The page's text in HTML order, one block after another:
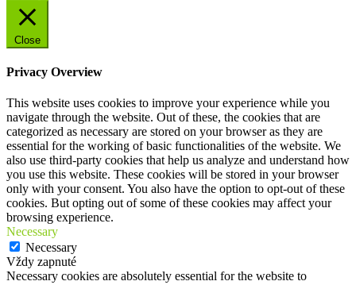
Close
Privacy Overview
This website uses cookies to improve your experience while you
navigate through the website. Out of these, the cookies that are
categorized as necessary are stored on your browser as they are
essential for the working of basic functionalities of the website. We
also use third-party cookies that help us analyze and understand how
you use this website. These cookies will be stored in your browser
only with your consent. You also have the option to opt-out of these
cookies. But opting out of some of these cookies may affect your
browsing experience.
Necessary
Necessary
Vždy zapnuté
Necessary cookies are absolutely essential for the website to